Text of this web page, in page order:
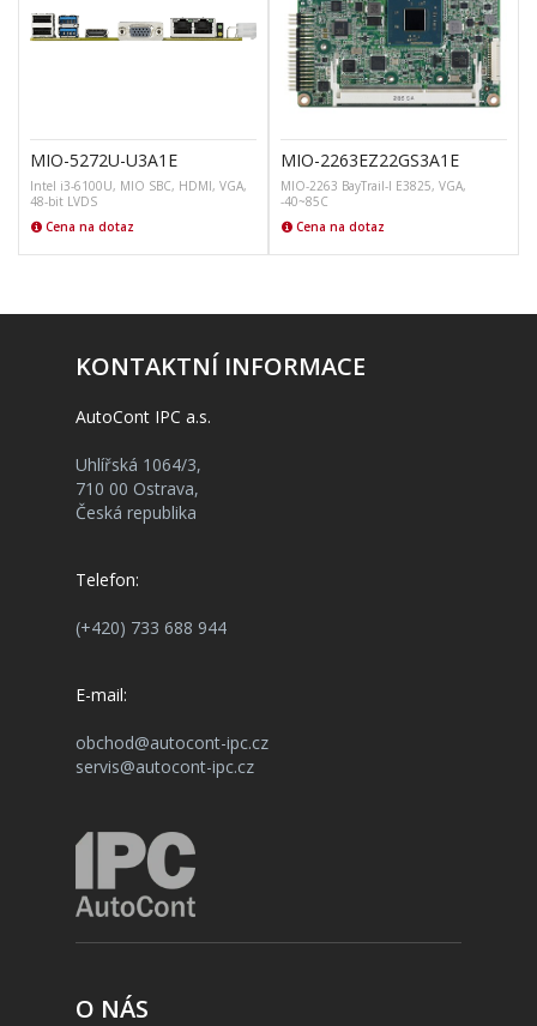
MIO-5272U-U3A1E
Intel i3-6100U, MIO SBC, HDMI, VGA,
48-bit LVDS
Cena na dotaz
MIO-2263EZ22GS3A1E
MIO-2263 BayTrail-I E3825, VGA,
-40~85C
Cena na dotaz
KONTAKTNÍ INFORMACE
AutoCont IPC a.s.
Uhlířská 1064/3,
710 00 Ostrava,
Česká republika
Telefon:
(+420) 733 688 944
E-mail:
obchod@autocont-ipc.cz
servis@autocont-ipc.cz
O NÁS